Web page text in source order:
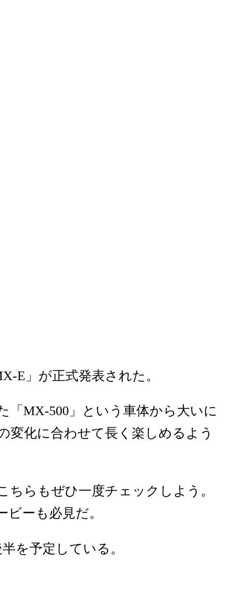
E」が正式発表された。
「MX-500」という車体から大いに
変化に合わせて長く楽しめるよう
らもぜひ一度チェックしよう。
ーも必見だ。
を予定している。